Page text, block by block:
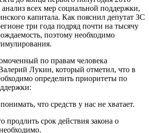
всех мер социальной поддержки,
капитала. Как пояснил депутат ЗС
три года подряд почти на тысячу
поэтому необходимо
по правам человека
Лукин, который отметил, что в
определить приоритеты по
что средств у нас не хватает.
продлить срок действия закона о